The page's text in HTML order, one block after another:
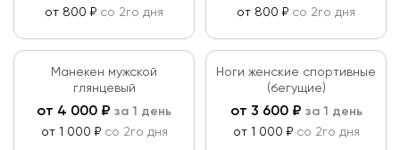
от 800 ₽ со 2го дня
от 800 ₽ со 2го дня
Манекен мужской
глянцевый
от 4 000 ₽ за 1 день
от 1 000 ₽ со 2го дня
Ноги женские спортивные
(бегущие)
от 3 600₽ за 1 день
от 1 000 ₽ со 2го дня